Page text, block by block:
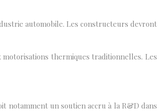
automobile. Les constructeurs devront
thermiques traditionnelles. Les
notamment un soutien accru à la R&D dans